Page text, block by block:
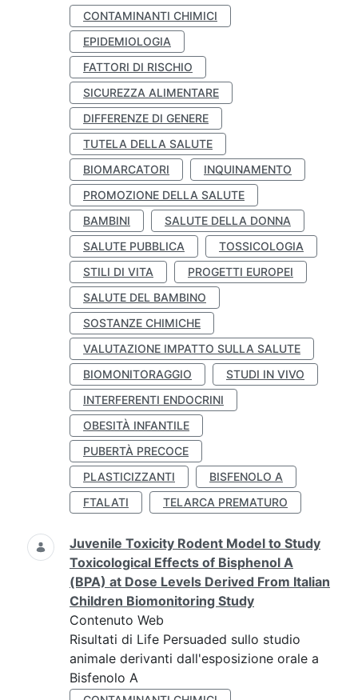
CONTAMINANTI CHIMICI
EPIDEMIOLOGIA
FATTORI DI RISCHIO
SICUREZZA ALIMENTARE
DIFFERENZE DI GENERE
TUTELA DELLA SALUTE
BIOMARCATORI
INQUINAMENTO
PROMOZIONE DELLA SALUTE
BAMBINI
SALUTE DELLA DONNA
SALUTE PUBBLICA
TOSSICOLOGIA
STILI DI VITA
PROGETTI EUROPEI
SALUTE DEL BAMBINO
SOSTANZE CHIMICHE
VALUTAZIONE IMPATTO SULLA SALUTE
BIOMONITORAGGIO
STUDI IN VIVO
INTERFERENTI ENDOCRINI
OBESITÀ INFANTILE
PUBERTÀ PRECOCE
PLASTICIZZANTI
BISFENOLO A
FTALATI
TELARCA PREMATURO
Juvenile Toxicity Rodent Model to Study
Toxicological Effects of Bisphenol A
(BPA) at Dose Levels Derived From Italian
Children Biomonitoring Study
Contenuto Web
Risultati di Life Persuaded sullo studio
animale derivanti dall'esposizione orale a
Bisfenolo A